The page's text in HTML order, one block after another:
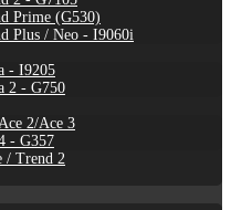
Prime (G530)
Plus / Neo - I9060i
- I9205
2 - G750
2/Ace 3
- G357
/ Trend 2